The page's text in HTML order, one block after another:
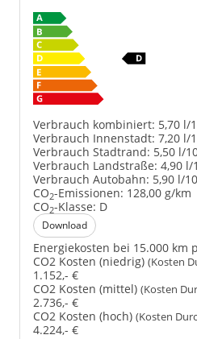
Verbrauch kombiniert: 5,70 l/
Verbrauch Innenstadt: 7,20 l/
Verbrauch Stadtrand: 5,50 l/
Verbrauch Landstraße: 4,90 l/
Verbrauch Autobahn: 5,90 l/
CO2-Emissionen: 128,00 g/km
CO2-Klasse: D
Download
Energiekosten bei 15.000 km
CO2 Kosten (niedrig) (Kosten
1.152,- €
CO2 Kosten (mittel) (Kosten
2.736,- €
CO2 Kosten (hoch) (Kosten
4.224,- €